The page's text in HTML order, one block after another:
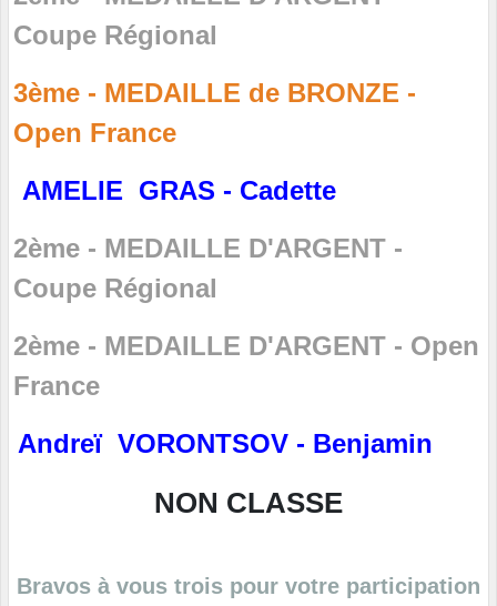
Coupe Régional
3ème - MEDAILLE de BRONZE -
Open France
AMELIE GRAS - Cadette
2ème - MEDAILLE D'ARGENT -
Coupe Régional
2ème - MEDAILLE D'ARGENT - Open
France
Andreï VORONTSOV - Benjamin
NON CLASSE
Bravos à vous trois pour votre participation